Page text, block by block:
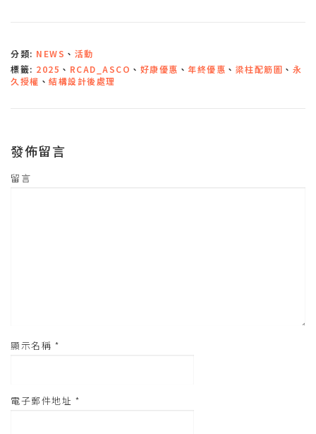
e
o
o
k
開
啟
分類: NEWS 、 活動
標籤: 2025 、 RCAD_ASCO 、 好康優惠 、 年終優惠 、 梁柱配筋圖 、 永
久授權 、 結構設計後處理
發佈留言
留言
顯示名稱 *
電子郵件地址 *